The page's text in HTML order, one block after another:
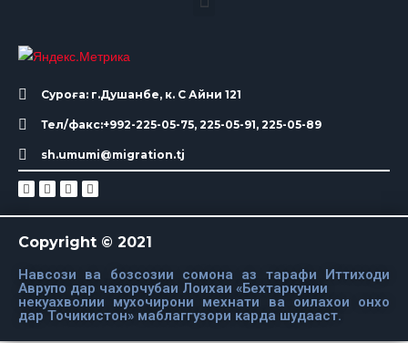
Суроға: г.Душанбе, к. С Айни 121
Тел/факс:+992-225-05-75, 225-05-91, 225-05-89
sh.umumi@migration.tj
Copyright © 2021
Навсози ва бозсозии сомона аз тарафи Иттиходи
Аврупо дар чахорчубаи Лоихаи «Бехтаркунии
некуахволии мухочирони мехнати ва оилахои онхо
дар Точикистон» маблаггузори карда шудааст.